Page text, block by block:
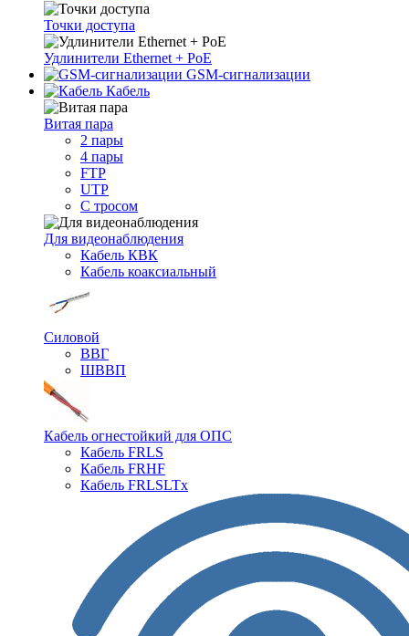
Точки доступа
Удлинители Ethernet + PoE
GSM-сигнализации
Кабель
Витая пара
2 пары
4 пары
FTP
UTP
С тросом
Для видеонаблюдения
Кабель КВК
Кабель коаксиальный
Силовой
ВВГ
ШВВП
Кабель огнестойкий для ОПС
Кабель FRLS
Кабель FRHF
Кабель FRLSLTx